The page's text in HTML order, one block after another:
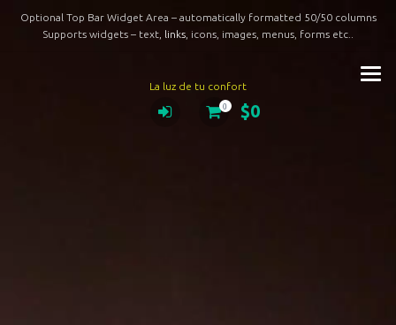
Optional Top Bar Widget Area – automatically formatted 50/50 columns
Supports widgets – text, links , icons, images, menus, forms etc..
La luz de tu confort
0 $0
Reproductor